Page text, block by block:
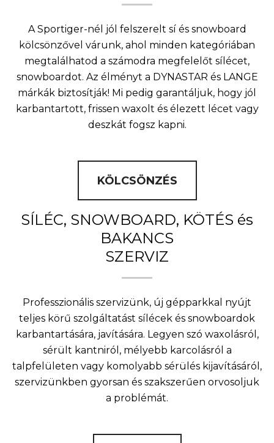
A Sportiger-nél jól felszerelt sí és snowboard
kölcsönzővel várunk, ahol minden kategóriában
megtalálhatod a számodra megfelelőt sílécet,
snowboardot. Az élményt a DYNASTAR és LANGE
márkák biztosítják! Mi pedig garantáljuk, hogy jól
karbantartott, frissen waxolt és élezett lécet vagy
deszkát fogsz kapni.
KÖLCSÖNZÉS
SÍLÉC, SNOWBOARD, KÖTÉS és
BAKANCS
SZERVIZ
Professzionális szervizünk, új gépparkkal nyújt
teljes körű szolgáltatást sílécek és snowboardok
karbantartására, javítására. Legyen szó waxolásról,
sérült kantniról, mélyebb karcolásról a
talpfelületen vagy komolyabb sérülés kijavításáról,
szervizünkben gyorsan és szakszerűen orvosoljuk
a problémát.